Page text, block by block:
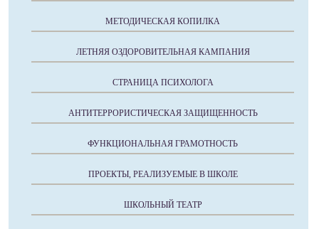
МЕТОДИЧЕСКАЯ КОПИЛКА
ЛЕТНЯЯ ОЗДОРОВИТЕЛЬНАЯ КАМПАНИЯ
СТРАНИЦА ПСИХОЛОГА
АНТИТЕРРОРИСТИЧЕСКАЯ ЗАЩИЩЕННОСТЬ
ФУНКЦИОНАЛЬНАЯ ГРАМОТНОСТЬ
ПРОЕКТЫ, РЕАЛИЗУЕМЫЕ В ШКОЛЕ
ШКОЛЬНЫЙ ТЕАТР